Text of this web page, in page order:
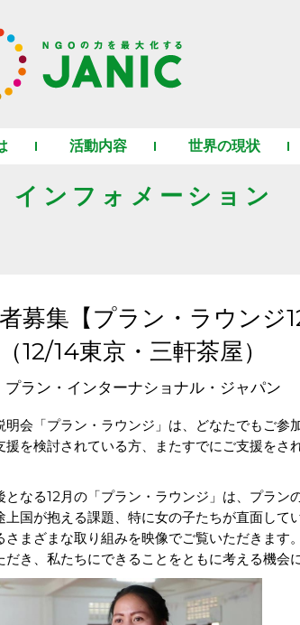
活動内容 世界の現状
インフォメーション
募集【プラン・ラウンジ
12/14東京・三軒茶屋）
プラン・インターナショナル・ジャパン
明会「プラン・ラウンジ」は、どなたでもご参
援を検討されている方、またすでにご支援をさ
となる12月の「プラン・ラウンジ」は、プラン
上国が抱える課題、特に女の子たちが直面し
さまざまな取り組みを映像でご覧いただきます
だき、私たちにできることをともに考える機会